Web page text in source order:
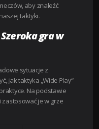
aby znaleźć
taktyki.
gra w
sytuacje z
jak taktyka „Wide Play”
Na podstawie
zastosować je w grze